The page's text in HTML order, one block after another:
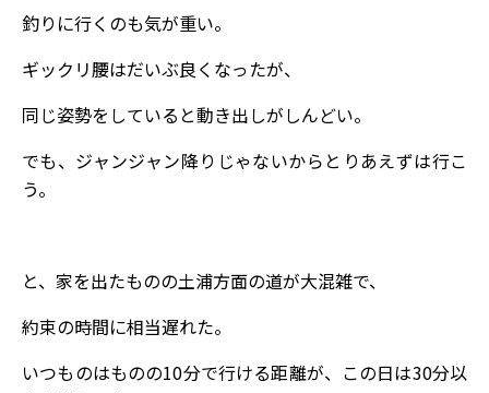
釣りに行くのも気が重い。
ギックリ腰はだいぶ良くなったが、
同じ姿勢をしていると動き出しがしんどい。
でも、ジャンジャン降りじゃないからとりあえずは行こ
う。
と、家を出たものの土浦方面の道が大混雑で、
約束の時間に相当遅れた。
いつものはものの10分で行ける距離が、この日は30分以